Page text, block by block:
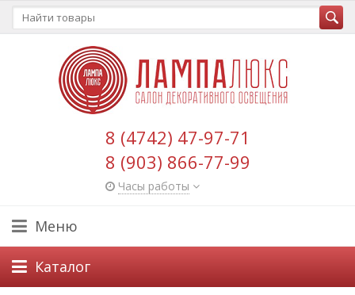
8 (4742) 47-97-71
8 (903) 866-77-99
Часы работы
Меню
Каталог